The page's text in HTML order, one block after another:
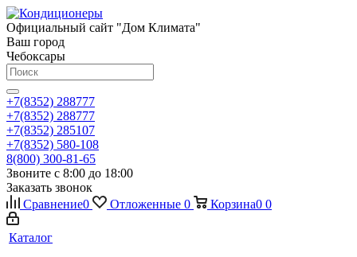
Официальный сайт "Дом Климата"
Ваш город
Чебоксары
+7(8352) 288777
+7(8352) 288777
+7(8352) 285107
+7(8352) 580-108
8(800) 300-81-65
Звоните с 8:00 до 18:00
Заказать звонок
Сравнение0 Отложенные 0 Корзина0 0
Каталог